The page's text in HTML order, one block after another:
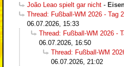
João Leao spielt gar nicht -
Thread: Fußball-WM 2026 - Tag
06.07.2026, 15:33
Thread: Fußball-WM 2026 -
06.07.2026, 16:50
Thread: Fußball-WM
06.07.2026, 21:02